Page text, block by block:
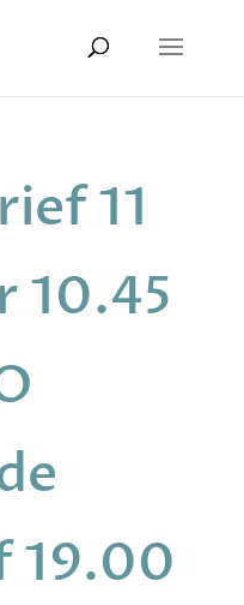
11
10.45
19.00